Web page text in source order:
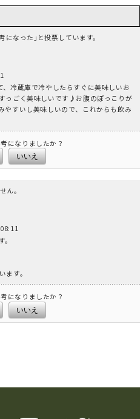
なった｣と投票しています。
冷蔵庫で冷やしたらすぐに美味しいお
っごく美味しいです♪お腹のぽっこりが
すいし美味しいので、これからも飲み
になりましたか？
いいえ
ん。
ます。
になりましたか？
いいえ